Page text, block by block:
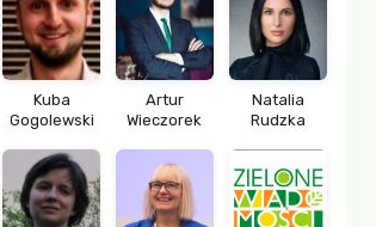
Kuba
Gogolewski
Artur
Wieczorek
Natalia
Rudzka